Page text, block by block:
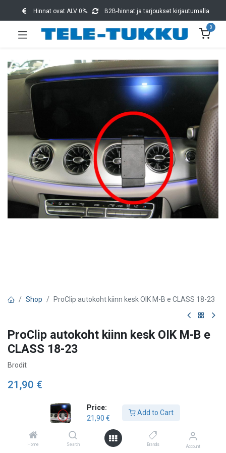
Price:
21,90 €
Add to Cart
Home Search Brands Account
Hinnat ovat ALV 0%. B2B-hinnat ja tarjoukset kirjautumalla
0
Shop ProClip autokoht kiinn kesk OIK M-B e CLASS 18-23
ProClip autokoht kiinn kesk OIK M-B e
CLASS 18-23
Brodit
21,90 €
Add to Cart
Lägg till önskelista